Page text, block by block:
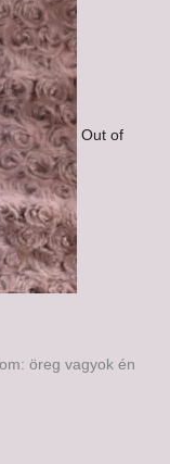
Out of
öreg vagyok én